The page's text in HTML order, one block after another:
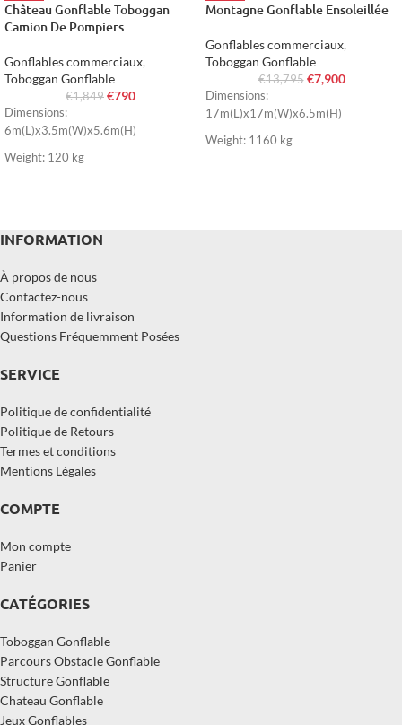
Château Gonflable Toboggan
Camion De Pompiers
Gonflables commerciaux,
Toboggan Gonflable
€1,849 €790
Dimensions:
6m(L)x3.5m(W)x5.6m(H)
Weight: 120 kg
Montagne Gonflable Ensoleillée
Gonflables commerciaux,
Toboggan Gonflable
€13,795 €7,900
Dimensions:
17m(L)x17m(W)x6.5m(H)
Weight: 1160 kg
INFORMATION
À propos de nous
Contactez-nous
Information de livraison
Questions Fréquemment Posées
SERVICE
Politique de confidentialité
Politique de Retours
Termes et conditions
Mentions Légales
COMPTE
Mon compte
Panier
CATÉGORIES
Toboggan Gonflable
Parcours Obstacle Gonflable
Structure Gonflable
Chateau Gonflable
Jeux Gonflables